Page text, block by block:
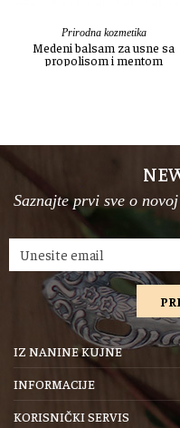
Prirodna kozmetika
Medeni balsam za usne sa
propolisom i mentom
Saznajte prvi sve o
IZ NANINE KUJNE
ZR “Iz Nanine kujne”
Šifra delatnosti: 1039
Maticni broj: 64685970
INFORMACIJE
O nama
KORISNIČKI SERVIS